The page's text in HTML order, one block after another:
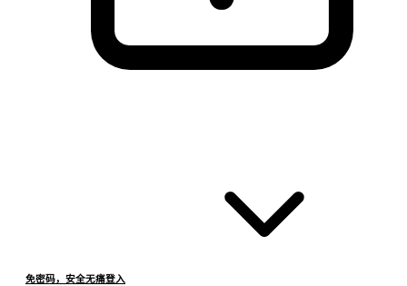
免密码，安全无痛登入